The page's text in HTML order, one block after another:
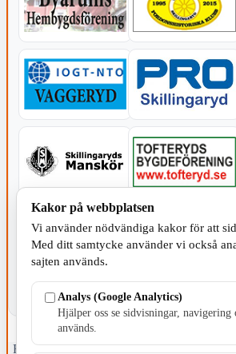
Fristående webbtidningsföretag grundat
Kakor på webbplatsen
Vi använder nödvändiga kakor för att
Med ditt samtycke använder vi också
sajten används.
Analys (Google Analytics)
Hjälper oss se sidvisningar, navigering
används.